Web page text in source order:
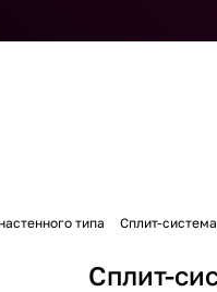
типа Сплит-
Сплит-